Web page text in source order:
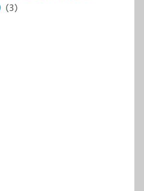
(3)